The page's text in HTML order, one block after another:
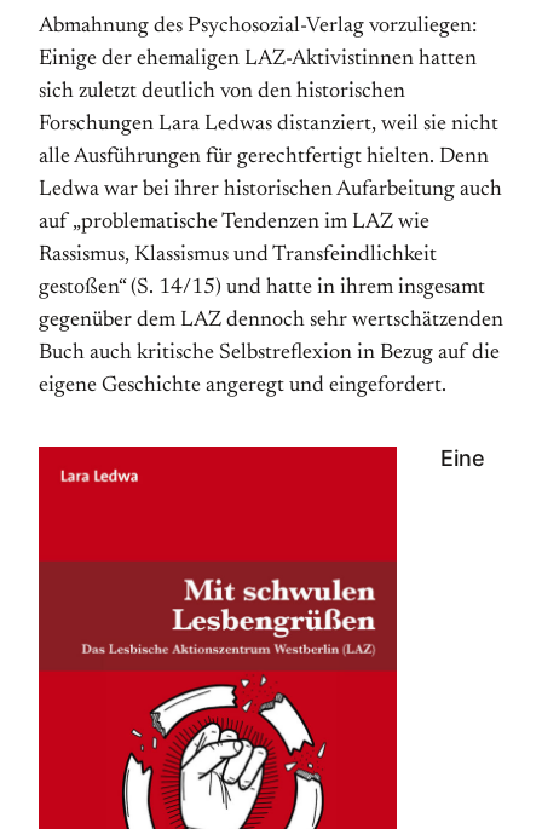
Abmahnung des Psychosozial-Verlag vorzuliegen:
Einige der ehemaligen LAZ-Aktivistinnen hatten
sich zuletzt deutlich von den historischen
Forschungen Lara Ledwas distanziert, weil sie nicht
alle Ausführungen für gerechtfertigt hielten. Denn
Ledwa war bei ihrer historischen Aufarbeitung auch
auf „problematische Tendenzen im LAZ wie
Rassismus, Klassismus und Transfeindlichkeit
gestoßen“ (S. 14/15) und hatte in ihrem insgesamt
gegenüber dem LAZ dennoch sehr wertschätzenden
Buch auch kritische Selbstreflexion in Bezug auf die
eigene Geschichte angeregt und eingefordert.
Eine